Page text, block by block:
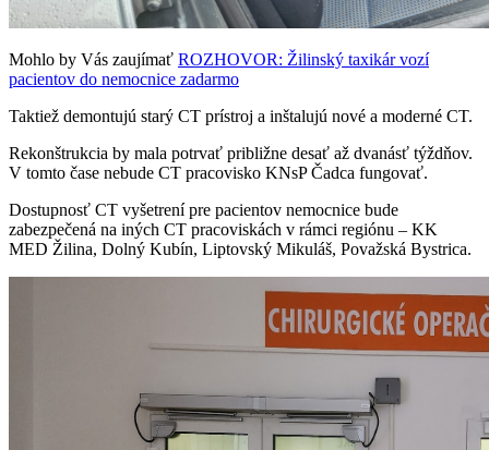
Mohlo by Vás zaujímať ROZHOVOR: Žilinský taxikár vozí
pacientov do nemocnice zadarmo
Taktiež demontujú starý CT prístroj a inštalujú nové a moderné CT.
Rekonštrukcia by mala potrvať približne desať až dvanásť týždňov.
V tomto čase nebude CT pracovisko KNsP Čadca fungovať.
Dostupnosť CT vyšetrení pre pacientov nemocnice bude
zabezpečená na iných CT pracoviskách v rámci regiónu – KK
MED Žilina, Dolný Kubín, Liptovský Mikuláš, Považská Bystrica.